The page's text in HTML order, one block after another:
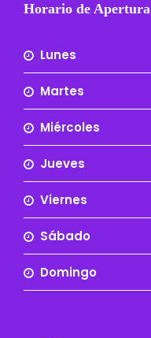
Horario de Apertura
Lunes
Martes
Miércoles
Jueves
Viernes
Sábado
Domingo